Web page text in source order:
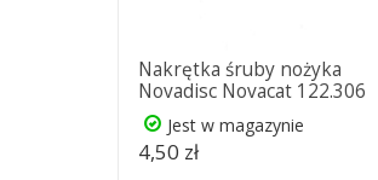
Nakrętka śruby nożyka
Novadisc Novacat 122.306
Jest w magazynie
4,50 zł